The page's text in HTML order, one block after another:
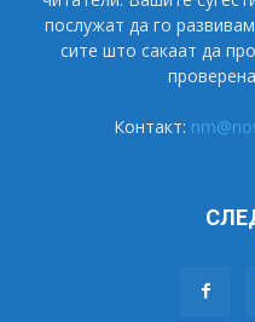
послужат да го
сите што сакаат да
Контакт: